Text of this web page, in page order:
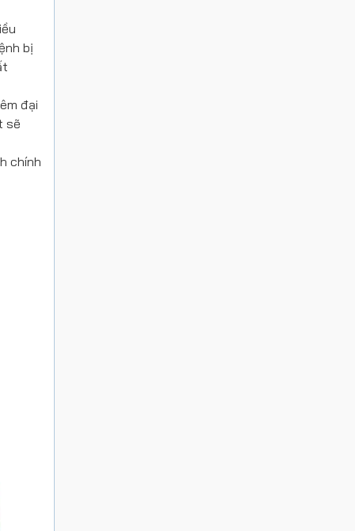
bị
đại
sẽ
chính